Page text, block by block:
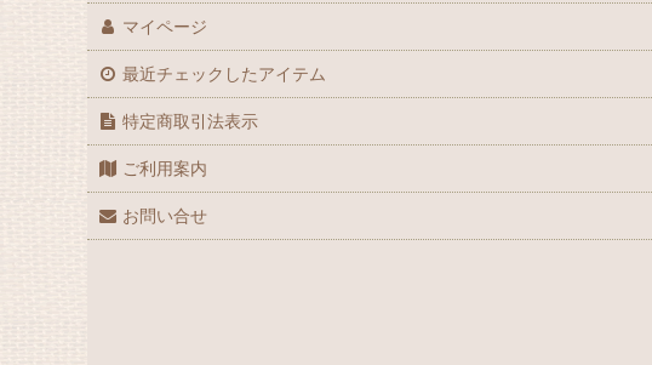
マイページ
最近チェックしたアイテム
特定商取引法表示
ご利用案内
お問い合せ